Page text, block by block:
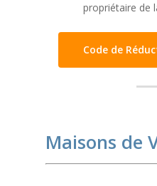
propriétaire de
Code de
Maisons de